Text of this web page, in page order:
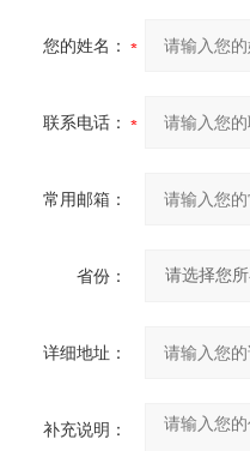
您的姓名：
联系电话：
常用邮箱：
省份：
详细地址：
补充说明：